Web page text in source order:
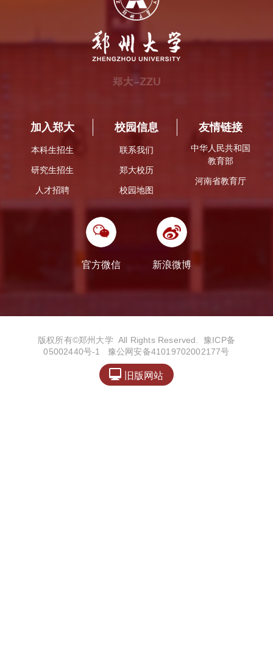
加入郑大
本科生招生
研究生招生
人才招聘
校园信息
联系我们
郑大校历
校园地图
友情链接
中华人民共和国
教育部
河南省教育厅
官方微信 新浪微博
版权所有©️郑州大学 All Rights Reserved.豫ICP备
05002440号-1
豫公网安备41019702002177号
 旧版网站